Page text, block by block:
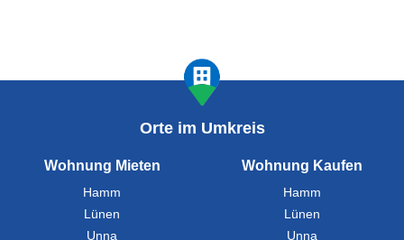
Orte im Umkreis
Wohnung Mieten
Hamm
Lünen
Unna
Wohnung Kaufen
Hamm
Lünen
Unna